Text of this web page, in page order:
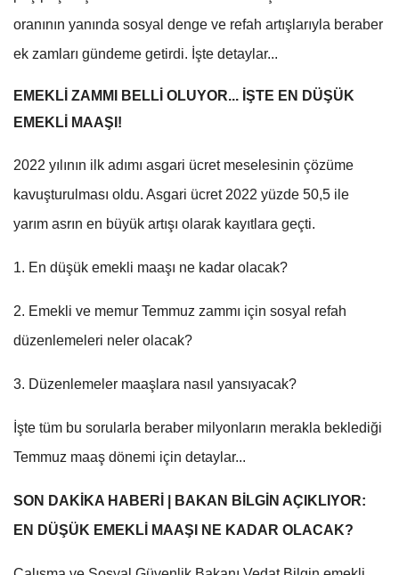
oranının yanında sosyal denge ve refah artışlarıyla beraber
ek zamları gündeme getirdi. İşte detaylar...
EMEKLİ ZAMMI BELLİ OLUYOR... İŞTE EN DÜŞÜK
EMEKLİ MAAŞI!
2022 yılının ilk adımı asgari ücret meselesinin çözüme
kavuşturulması oldu. Asgari ücret 2022 yüzde 50,5 ile
yarım asrın en büyük artışı olarak kayıtlara geçti.
1. En düşük emekli maaşı ne kadar olacak?
2. Emekli ve memur Temmuz zammı için sosyal refah
düzenlemeleri neler olacak?
3. Düzenlemeler maaşlara nasıl yansıyacak?
İşte tüm bu sorularla beraber milyonların merakla beklediği
Temmuz maaş dönemi için detaylar...
SON DAKİKA HABERİ | BAKAN BİLGİN AÇIKLIYOR:
EN DÜŞÜK EMEKLİ MAAŞI NE KADAR OLACAK?